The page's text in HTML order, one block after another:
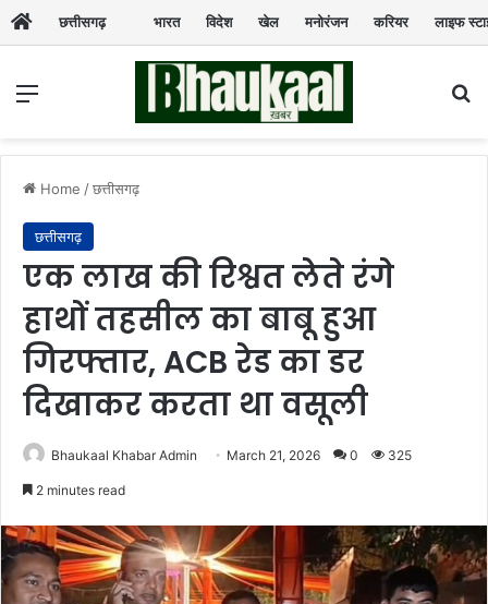
छत्तीसगढ़ भारत विदेश खेल मनोरंजन करियर लाइफ
Menu
Home /छत्तीसगढ़
छत्तीसगढ़
एक लाख की रिश्वत लेते रंगे
हाथों तहसील का बाबू हुआ
गिरफ्तार, ACB रेड का डर
दिखाकर करता था वसूली
Bhaukaal Khabar Admin March 21, 2026 0 325
2 minutes read